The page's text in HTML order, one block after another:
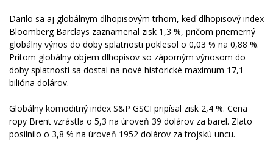
Darilo sa aj globálnym dlhopisovým trhom, keď dlhopisový index
Bloomberg Barclays zaznamenal zisk 1,3 %, pričom priemerný
globálny výnos do doby splatnosti poklesol o 0,03 % na 0,88 %.
Pritom globálny objem dlhopisov so záporným výnosom do
doby splatnosti sa dostal na nové historické maximum 17,1
bilióna dolárov.
Globálny komoditný index S&P GSCI pripísal zisk 2,4 %. Cena
ropy Brent vzrástla o 5,3 na úroveň 39 dolárov za barel. Zlato
posilnilo o 3,8 % na úroveň 1952 dolárov za trojskú uncu.